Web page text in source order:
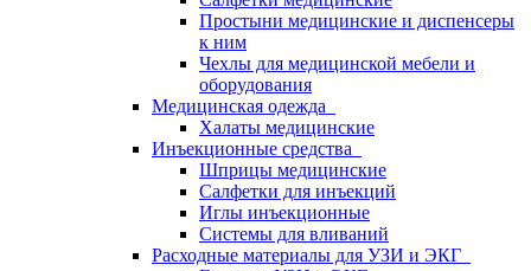
Простыни медицинские и диспенсеры
к ним
Чехлы для медицинской мебели и
оборудования
Медицинская одежда
Халаты медицинские
Инъекционные средства
Шприцы медицинские
Салфетки для инъекций
Иглы инъекционные
Системы для вливаний
Расходные материалы для УЗИ и ЭКГ